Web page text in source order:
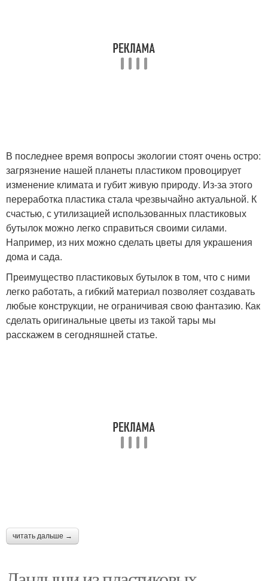
В последнее время вопросы экологии стоят очень остро:
загрязнение нашей планеты пластиком провоцирует
изменение климата и губит живую природу. Из-за этого
переработка пластика стала чрезвычайно актуальной. К
счастью, с утилизацией использованных пластиковых
бутылок можно легко справиться своими силами.
Например, из них можно сделать цветы для украшения
дома и сада.
Преимущество пластиковых бутылок в том, что с ними
легко работать, а гибкий материал позволяет создавать
любые конструкции, не ограничивая свою фантазию. Как
сделать оригинальные цветы из такой тары мы
расскажем в сегодняшней статье.
читать дальше →